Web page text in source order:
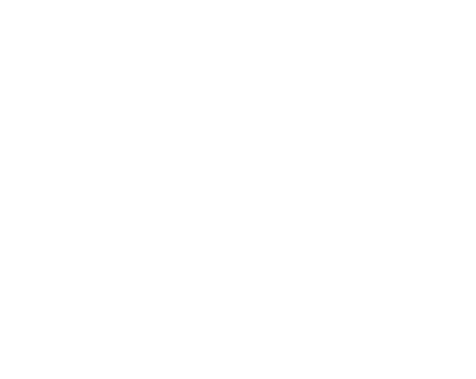
100 cm / 39 in, Color: Azul, Talla: L